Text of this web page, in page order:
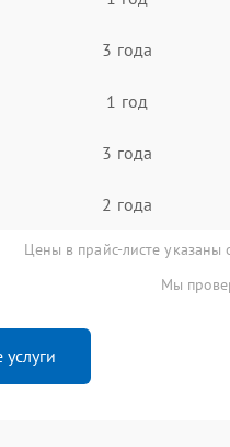
3 года
1 год
3 года
2 года
Цены в прайс-листе указаны
Мы
услуги